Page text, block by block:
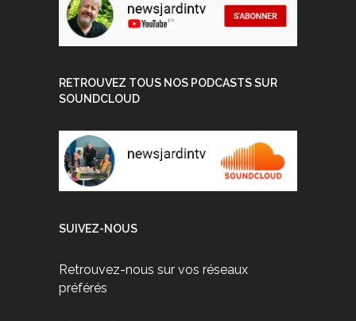
RETROUVEZ TOUS NOS PODCASTS SUR
SOUNDCLOUD
SUIVEZ-NOUS
Retrouvez-nous sur vos réseaux
préférés